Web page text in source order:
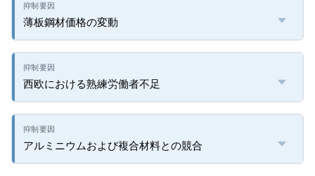
薄板鋼材価格の変動
西欧における熟練労働者不足
アルミニウムおよび複合材料との競合